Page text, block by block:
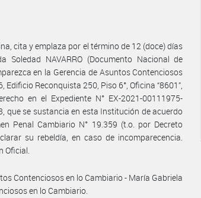
cita y emplaza por el término de 12 (doce) días
Soledad NAVARRO (Documento Nacional de
en la Gerencia de Asuntos Contenciosos
Reconquista 250, Piso 6°, Oficina “8601”,
en el Expediente N° EX-2021-00111975-
que se sustancia en esta Institución de acuerdo
Penal Cambiario N° 19.359 (t.o. por Decreto
su rebeldía, en caso de incomparecencia.
Oficial.
Contenciosos en lo Cambiario - María Gabriela
en lo Cambiario.